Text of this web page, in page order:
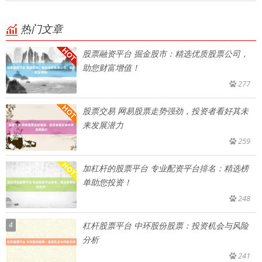
热门文章
股票融资平台 掘金股市：精选优质股票公司，
助您财富增值！
277
股票交易 网易股票走势强劲，投资者看好其未
来发展潜力
259
加杠杆的股票平台 专业配资平台排名：精选榜
单助您投资！
248
4
杠杆股票平台 中环股份股票：投资机会与风险
分析
241